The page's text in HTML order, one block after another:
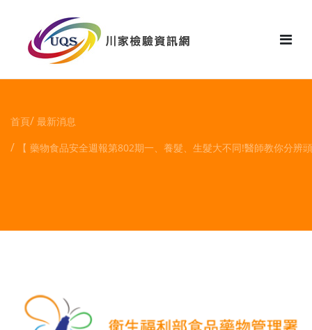
首頁 最新消息
【 藥物食品安全週報第802期一、養髮、生髮大不同!醫師教你分